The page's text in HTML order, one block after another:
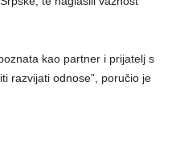
kao partner i prijatelj s
razvijati odnose”, poručio je